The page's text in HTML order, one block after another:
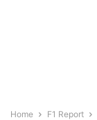
Home F1 Report